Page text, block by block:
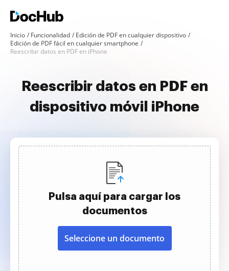
Inicio Funcionalidad
Edición de PDF en cualquier dispositivo
Edición de PDF fácil en cualquier smartphone
Reescribir datos en PDF en iPhone
Reescribir datos en PDF en
dispositivo móvil iPhone
Pulsa aquí para cargar los
documentos
Seleccione un documento